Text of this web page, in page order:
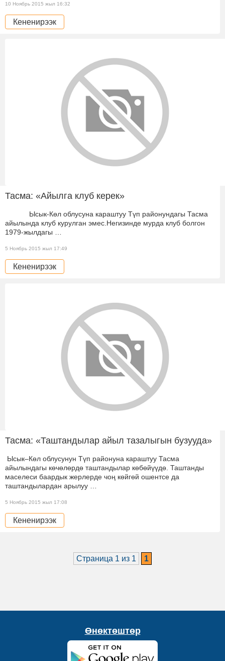
10 Ноябрь 2015 жыл 16:32
Кененирээк
Тасма: «Айылга клуб керек»
Ысык-Көл облусуна караштуу Түп районундагы Тасма
айылында клуб курулган эмес.Негизинде мурда клуб болгон
1979-жылдагы …
5 Ноябрь 2015 жыл 17:49
Кененирээк
Тасма: «Таштандылар айыл тазалыгын бузууда»
Ысык–Көл облусунун Түп районуна караштуу Тасма
айылындагы көчөлөрдө таштандылар көбөйүүдө. Таштанды
маселеси баардык жерлерде чоң көйгөй ошентсе да
таштандылардан арылуу …
5 Ноябрь 2015 жыл 17:08
Кененирээк
Страница 1 из 1 1
Өнөктөштөр